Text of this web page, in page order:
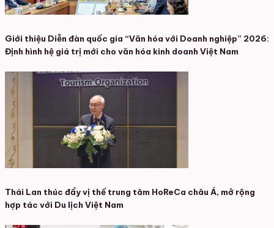
Giới thiệu Diễn đàn quốc gia “Văn hóa với Doanh nghiệp” 2026:
Định hình hệ giá trị mới cho văn hóa kinh doanh Việt Nam
Thái Lan thúc đẩy vị thế trung tâm HoReCa châu Á, mở rộng
hợp tác với Du lịch Việt Nam